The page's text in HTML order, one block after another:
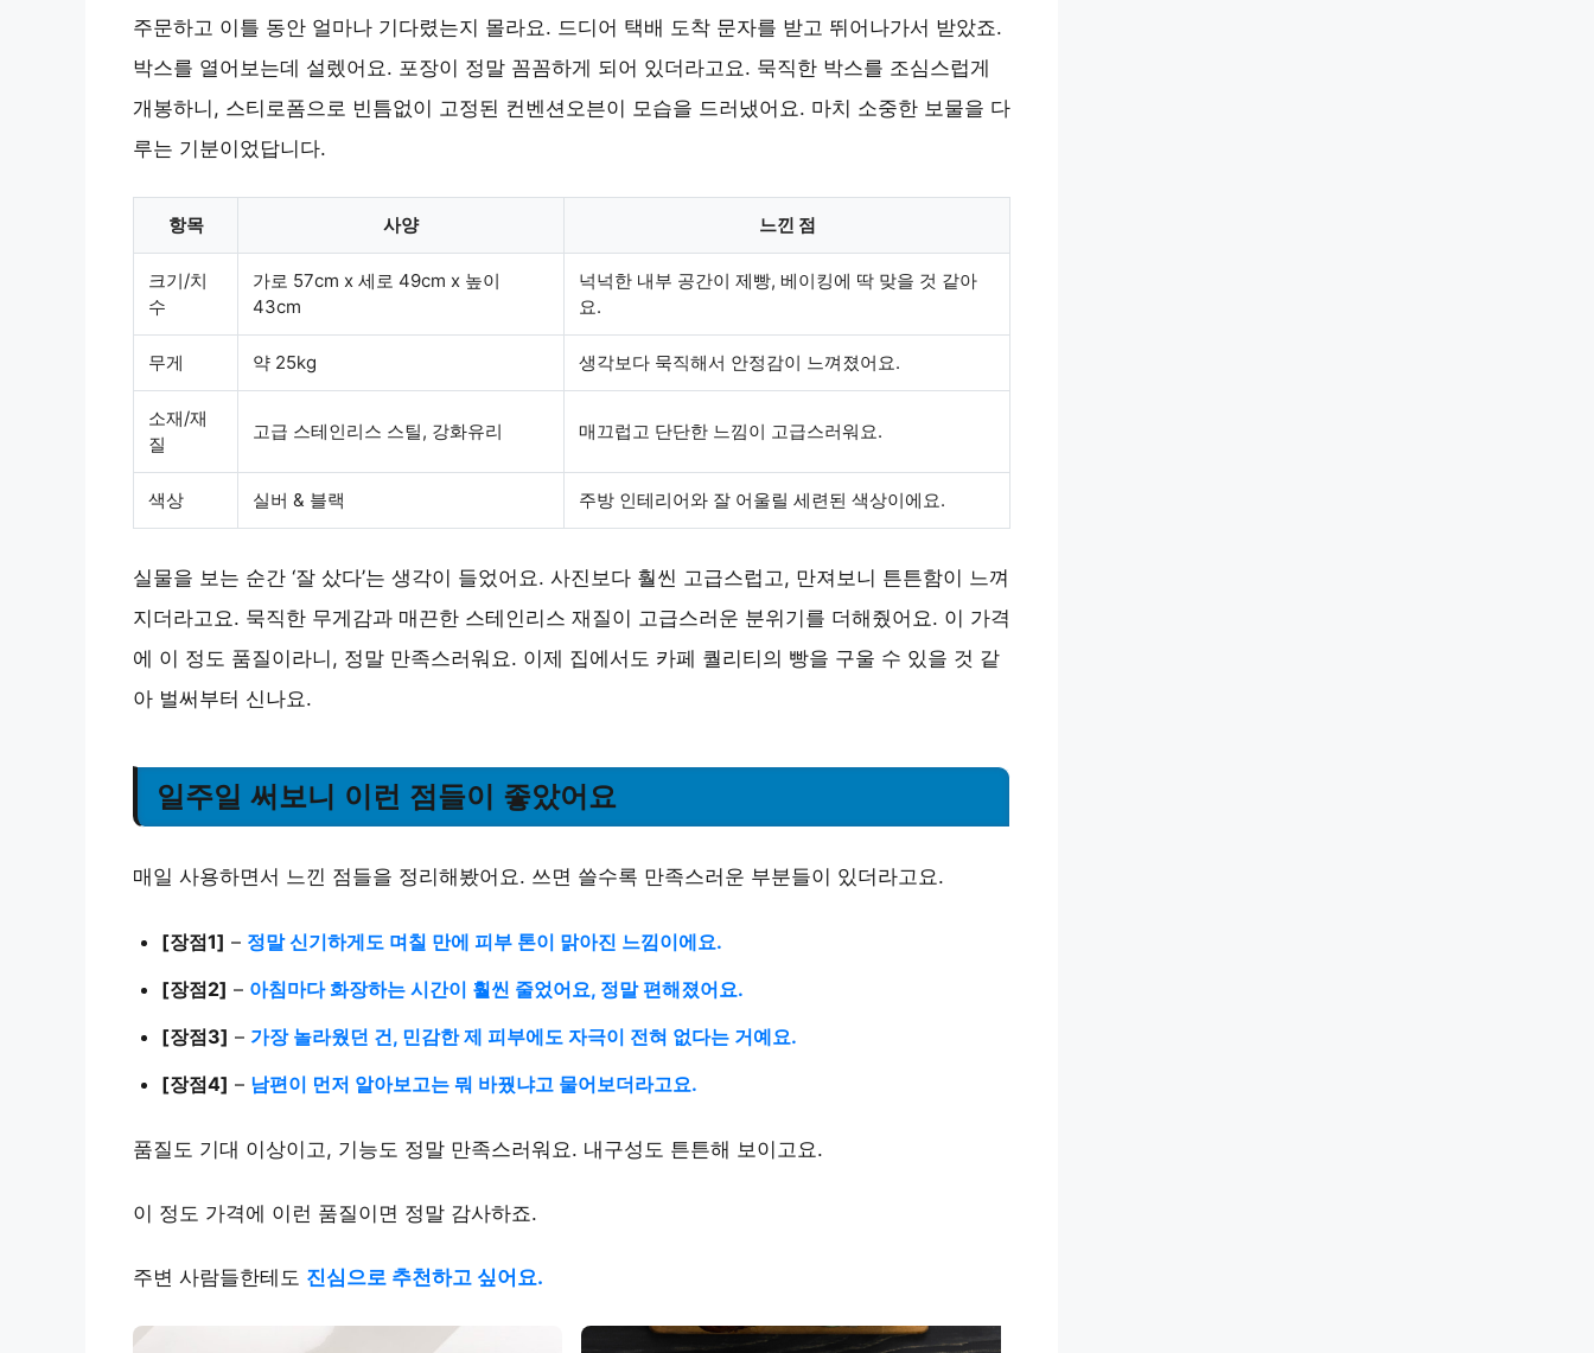
주문하고 이틀 동안 얼마나 기다렸는지 몰라요. 드디어 택배 도착 문자를 받고 뛰어나가서 받았죠.
박스를 열어보는데 설렜어요. 포장이 정말 꼼꼼하게 되어 있더라고요. 묵직한 박스를 조심스럽게
개봉하니, 스티로폼으로 빈틈없이 고정된 컨벤션오븐이 모습을 드러냈어요. 마치 소중한 보물을 다
루는 기분이었답니다.
항목 사양 느낀 점
크기/치
수
가로 57cm x 세로 49cm x 높이
43cm
넉넉한 내부 공간이 제빵, 베이킹에 딱 맞을 것 같아
요.
무게 약 25kg 생각보다 묵직해서 안정감이 느껴졌어요.
소재/재
질
고급 스테인리스 스틸, 강화유리 매끄럽고 단단한 느낌이 고급스러워요.
색상 실버 & 블랙 주방 인테리어와 잘 어울릴 세련된 색상이에요.
실물을 보는 순간 ‘잘 샀다’는 생각이 들었어요. 사진보다 훨씬 고급스럽고, 만져보니 튼튼함이 느껴
지더라고요. 묵직한 무게감과 매끈한 스테인리스 재질이 고급스러운 분위기를 더해줬어요. 이 가격
에 이 정도 품질이라니, 정말 만족스러워요. 이제 집에서도 카페 퀄리티의 빵을 구울 수 있을 것 같
아 벌써부터 신나요.
일주일 써보니 이런 점들이 좋았어요
매일 사용하면서 느낀 점들을 정리해봤어요. 쓰면 쓸수록 만족스러운 부분들이 있더라고요.
[장점1] – 정말 신기하게도 며칠 만에 피부 톤이 맑아진 느낌이에요.
[장점2] – 아침마다 화장하는 시간이 훨씬 줄었어요, 정말 편해졌어요.
[장점3] – 가장 놀라웠던 건, 민감한 제 피부에도 자극이 전혀 없다는 거예요.
[장점4] – 남편이 먼저 알아보고는 뭐 바꿨냐고 물어보더라고요.
품질도 기대 이상이고, 기능도 정말 만족스러워요. 내구성도 튼튼해 보이고요.
이 정도 가격에 이런 품질이면 정말 감사하죠.
주변 사람들한테도 진심으로 추천하고 싶어요.